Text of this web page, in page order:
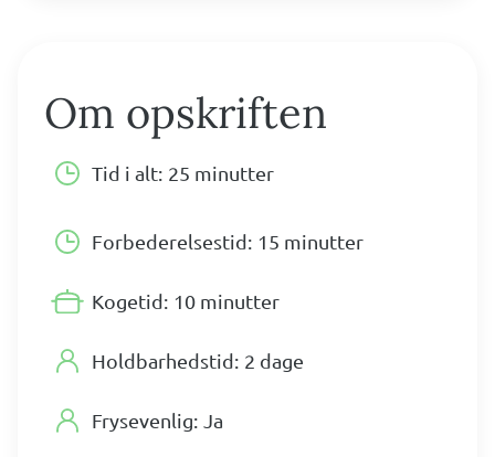
Om opskriften
Tid i alt: 25 minutter
Forbederelsestid: 15 minutter
Kogetid: 10 minutter
Holdbarhedstid: 2 dage
Frysevenlig: Ja